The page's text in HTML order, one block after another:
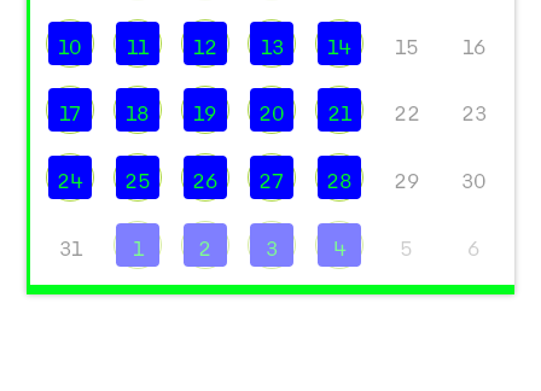
10 11 12 13 14 15 16
17 18 19 20 21 22 23
24 25 26 27 28 29 30
31 1 2 3 4 5 6